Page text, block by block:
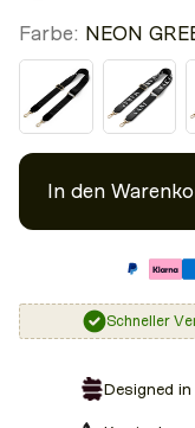
Farbe: NEON
In den
Schneller
Designed